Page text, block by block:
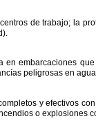
centros de trabajo; la
en embarcaciones que
peligrosas en
y efectivos con
o explosiones